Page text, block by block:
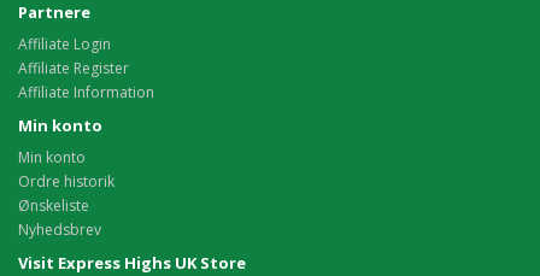
Partnere
Affiliate Login
Affiliate Register
Affiliate Information
Min konto
Min konto
Ordre historik
Ønskeliste
Nyhedsbrev
Visit Express Highs UK Store